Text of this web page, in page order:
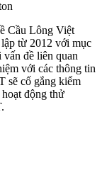
Cầu Lông Việt
từ 2012 với mục
đề liên quan
với các thông tin
sẽ cố gắng kiểm
hoạt động thử